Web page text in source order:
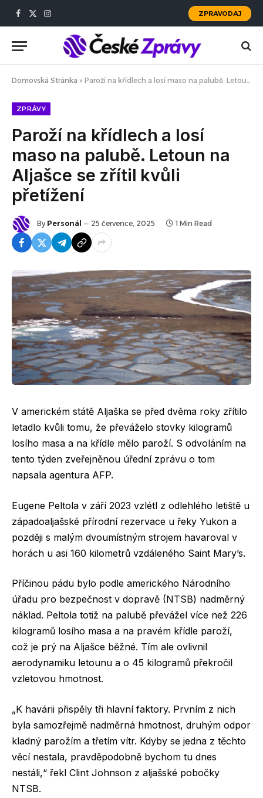
Facebook
X
Instagram
ZPRAVODAJ
Domovská Stránka » Paroží na křídlech a losí maso na palubě. Letoun na Aljašce se zřítil kvůli přetížení
ZPRÁVY
Paroží na křídlech a losí
maso na palubě. Letoun na
Aljašce se zřítil kvůli
přetížení
By Personál 25 července, 2025 1 Min Read
V americkém státě Aljaška se před dvěma roky zřítilo
letadlo kvůli tomu, že převáželo stovky kilogramů
losího masa a na křídle mělo paroží. S odvoláním na
tento týden zveřejněnou úřední zprávu o tom
napsala agentura AFP.
Eugene Peltola v září 2023 vzlétl z odlehlého letiště u
západoaljašské přírodní rezervace u řeky Yukon a
později s malým dvoumístným strojem havaroval v
horách u asi 160 kilometrů vzdáleného Saint Mary’s.
Příčinou pádu bylo podle amerického Národního
úřadu pro bezpečnost v dopravě (NTSB) nadměrný
náklad. Peltola totiž na palubě převážel více než 226
kilogramů losího masa a na pravém křídle paroží,
což je prý na Aljašce běžné. Tím ale ovlivnil
aerodynamiku letounu a o 45 kilogramů překročil
vzletovou hmotnost.
„K havárii přispěly tři hlavní faktory. Prvním z nich
byla samozřejmě nadměrná hmotnost, druhým odpor
kladný parožím a třetím vítr. Kdyby se jedna z těchto
věcí nestala, pravděpodobně bychom tu dnes
nestáli,“ řekl Clint Johnson z aljašské pobočky
NTSB.